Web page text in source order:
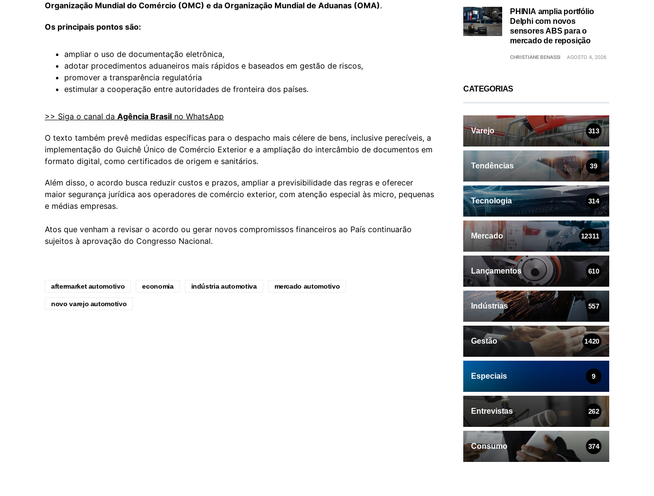
Organização Mundial do Comércio (OMC) e da Organização Mundial de Aduanas (OMA).
Os principais pontos são:
ampliar o uso de documentação eletrônica,
adotar procedimentos aduaneiros mais rápidos e baseados em gestão de riscos,
promover a transparência regulatória
estimular a cooperação entre autoridades de fronteira dos países.
>> Siga o canal da Agência Brasil no WhatsApp
O texto também prevê medidas específicas para o despacho mais célere de bens, inclusive perecíveis, a
implementação do Guichê Único de Comércio Exterior e a ampliação do intercâmbio de documentos em
formato digital, como certificados de origem e sanitários.
Além disso, o acordo busca reduzir custos e prazos, ampliar a previsibilidade das regras e oferecer
maior segurança jurídica aos operadores de comércio exterior, com atenção especial às micro, pequenas
e médias empresas.
Atos que venham a revisar o acordo ou gerar novos compromissos financeiros ao País continuarão
sujeitos à aprovação do Congresso Nacional.
aftermarket automotivo economia indústria automotiva mercado automotivo
novo varejo automotivo
PHINIA amplia portfólio
Delphi com novos
sensores ABS para o
mercado de reposição
CHRISTIANE BENASSI AGOSTO 4, 2026
CATEGORIAS
Varejo 313
Tendências 39
Tecnologia 314
Mercado 12311
Lançamentos 610
Indústrias 557
Gestão 1420
Especiais 9
Entrevistas 262
Consumo 374